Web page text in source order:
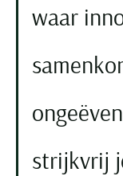
waar
strijkvrij